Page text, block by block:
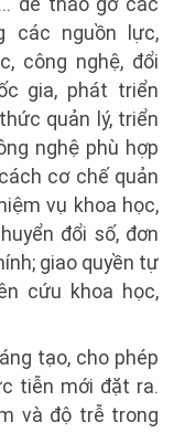
các nguồn lực,
công nghệ, đổi
gia, phát triển
quản lý, triển
nghệ phù hợp
cơ chế quản
vụ khoa học,
đổi số, đơn
giao quyền tự
cứu khoa học,
tạo, cho phép
tiễn mới đặt ra.
và độ trễ trong